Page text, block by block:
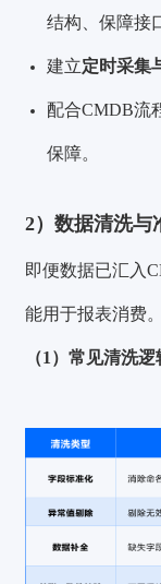
结构、保障接
建立定时采集
配合CMDB流
保障。
2）数据清洗与
即便数据已汇入
能用于报表消费
（1）常见清洗逻